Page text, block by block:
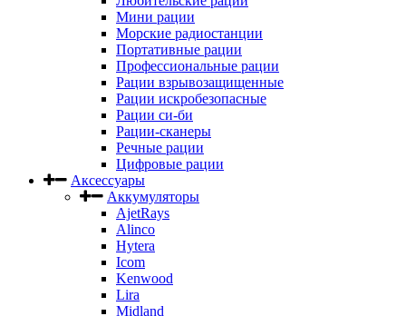
Мини рации
Морские радиостанции
Портативные рации
Профессиональные рации
Рации взрывозащищенные
Рации искробезопасные
Рации си-би
Рации-сканеры
Речные рации
Цифровые рации
Аксессуары
Аккумуляторы
AjetRays
Alinco
Hytera
Icom
Kenwood
Lira
Midland